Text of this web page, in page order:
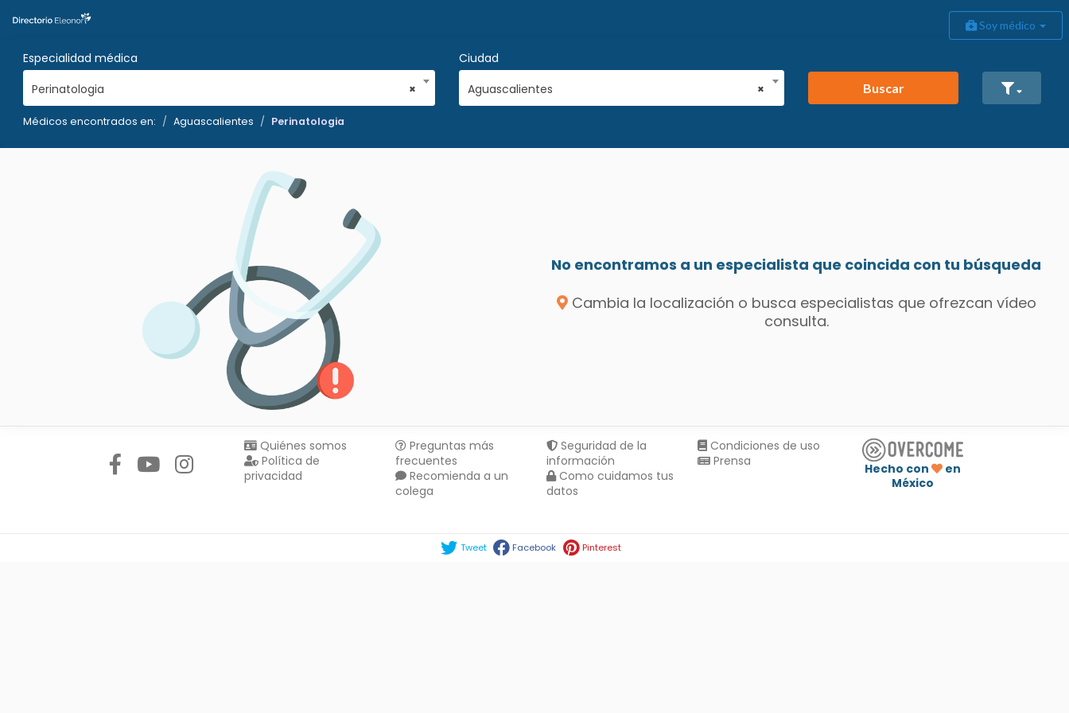
Soy médico
Especialidad médica
×
Perinatologia
Ciudad
×
Aguascalientes Buscar
Médicos encontrados en: Aguascalientes Perinatologia
No encontramos a un especialista que coincida con tu búsqueda
Cambia la localización o busca especialistas que ofrezcan vídeo
consulta.
Quiénes somos
Política de
privacidad
Preguntas más
frecuentes
Recomienda a un
colega
Seguridad de la
información
Como cuidamos tus
datos
Condiciones de uso
Prensa
Hecho con
en
México
Tweet Facebook Pinterest